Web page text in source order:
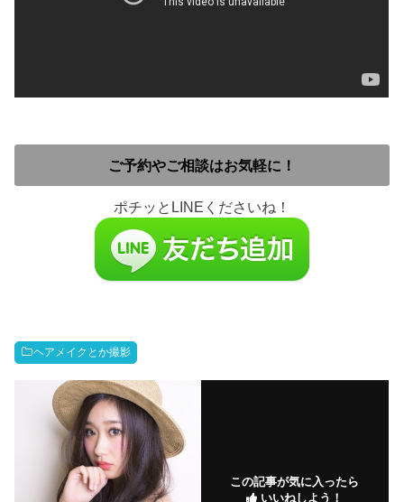
ご予約やご相談はお気軽に！
ポチッとLINEくださいね！
ヘアメイクとか撮影
この記事が気に入ったら
いいねしよう！